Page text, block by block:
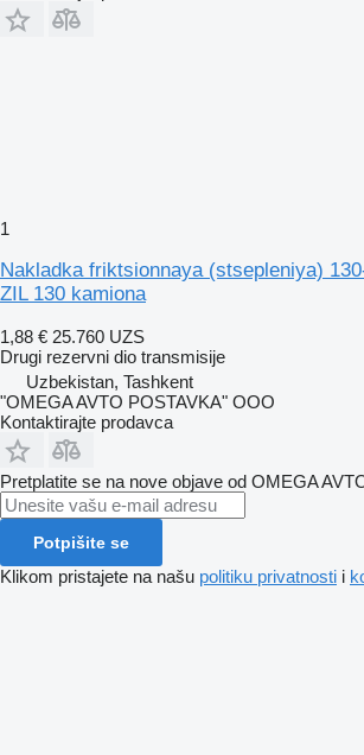
1
Nakladka friktsionnaya (stsepleniya)
ZIL 130 kamiona
1,88 € 25.760 UZS
Drugi rezervni dio transmisije
Uzbekistan, Tashkent
"OMEGA AVTO POSTAVKA" OOO
Kontaktirajte prodavca
Pretplatite se na nove objave od OMEGA
Potpišite se
Klikom pristajete na našu politiku privatnosti i